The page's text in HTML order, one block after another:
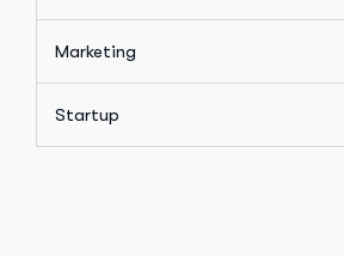
Marketing
Startup